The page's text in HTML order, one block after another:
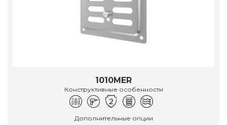
1010MER
Конструктивные особенности
Дополнительные опции